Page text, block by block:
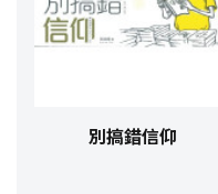
別搞錯信仰